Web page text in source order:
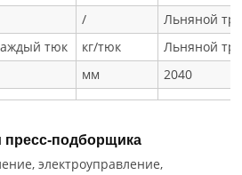
/
Льняной
тюк
кг/тюк
Льняной
мм 2040
пресс-подборщика
электроуправление,